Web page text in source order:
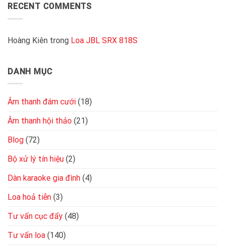
tốt
đẩy
RECENT COMMENTS
Hoàng Kiên trong Loa JBL SRX 818S
DANH MỤC
Âm thanh đám cưới (18)
Âm thanh hội thảo (21)
Blog (72)
Bộ xử lý tín hiệu (2)
Dàn karaoke gia đình (4)
Loa hoả tiễn (3)
Tư vấn cục đẩy (48)
Tư vấn loa (140)